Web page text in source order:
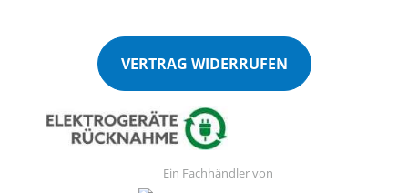
VERTRAG WIDERRUFEN
Ein Fachhändler von